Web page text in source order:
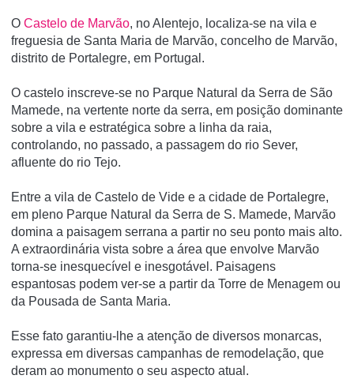
O Castelo de Marvão, no Alentejo, localiza-se na vila e
freguesia de Santa Maria de Marvão, concelho de Marvão,
distrito de Portalegre, em Portugal.
O castelo inscreve-se no Parque Natural da Serra de São
Mamede, na vertente norte da serra, em posição dominante
sobre a vila e estratégica sobre a linha da raia,
controlando, no passado, a passagem do rio Sever,
afluente do rio Tejo.
Entre a vila de Castelo de Vide e a cidade de Portalegre,
em pleno Parque Natural da Serra de S. Mamede, Marvão
domina a paisagem serrana a partir no seu ponto mais alto.
A extraordinária vista sobre a área que envolve Marvão
torna-se inesquecível e inesgotável. Paisagens
espantosas podem ver-se a partir da Torre de Menagem ou
da Pousada de Santa Maria.
Esse fato garantiu-lhe a atenção de diversos monarcas,
expressa em diversas campanhas de remodelação, que
deram ao monumento o seu aspecto atual.